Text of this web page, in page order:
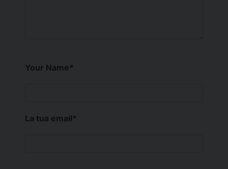
Your Name*
La tua email*